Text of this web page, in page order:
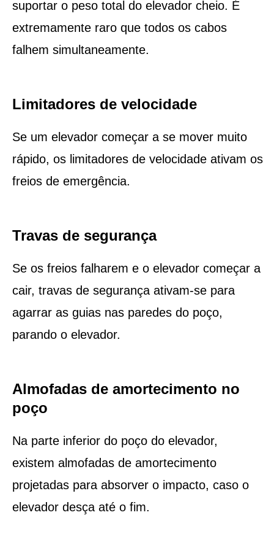
suportar o peso total do elevador cheio. É
extremamente raro que todos os cabos
falhem simultaneamente.
Limitadores de velocidade
Se um elevador começar a se mover muito
rápido, os limitadores de velocidade ativam os
freios de emergência.
Travas de segurança
Se os freios falharem e o elevador começar a
cair, travas de segurança ativam-se para
agarrar as guias nas paredes do poço,
parando o elevador.
Almofadas de amortecimento no
poço
Na parte inferior do poço do elevador,
existem almofadas de amortecimento
projetadas para absorver o impacto, caso o
elevador desça até o fim.